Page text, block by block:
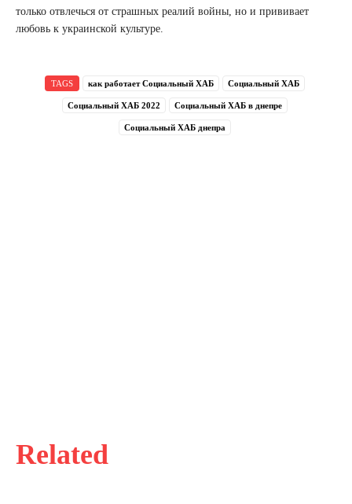
Related
только отвлечься от страшных реалий войны, но и прививает
любовь к украинской культуре.
TAGS как работает Социальный ХАБ Социальный ХАБ
Социальный ХАБ 2022 Социальный ХАБ в днепре
Социальный ХАБ днепра